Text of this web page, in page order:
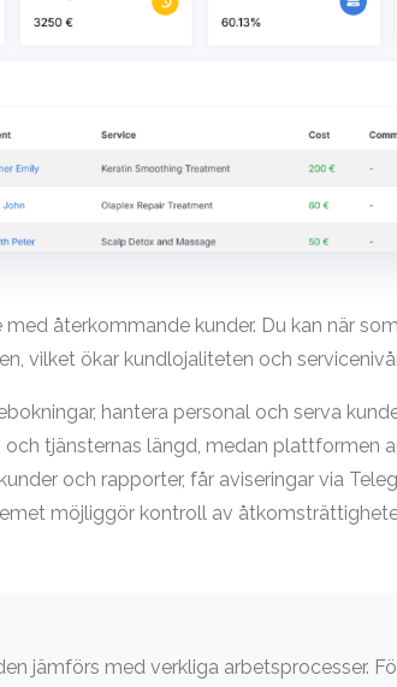
återkommande kunder. Du kan när
vilket ökar kundlojaliteten och
hantera personal och serva
tjänsternas längd, medan plattformen
och rapporter, får aviseringar via
möjliggör kontroll av
jämförs med verkliga arbetsprocesser.